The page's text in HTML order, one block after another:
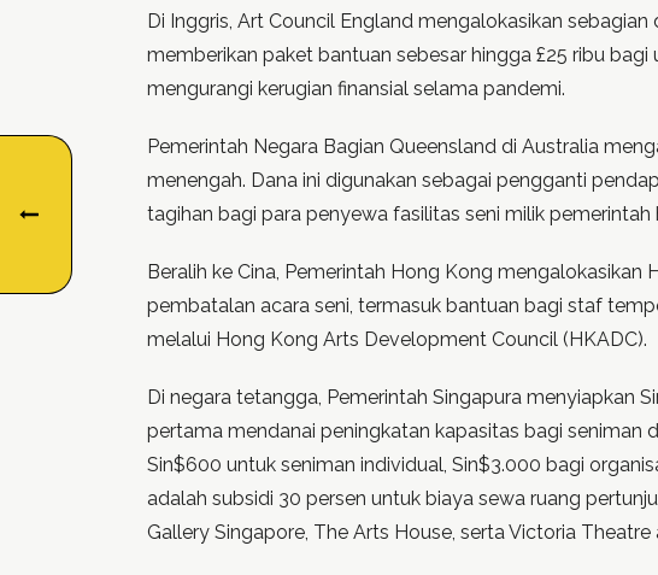
Di Inggris, Art Council England mengalokasikan
memberikan paket bantuan sebesar hingga £25 ribu
mengurangi kerugian finansial selama pandemi.
Pemerintah Negara Bagian Queensland di Australia
menengah. Dana ini digunakan sebagai pengganti
tagihan bagi para penyewa fasilitas seni milik pemerintah
Beralih ke Cina, Pemerintah Hong Kong
pembatalan acara seni, termasuk bantuan bagi staf
melalui Hong Kong Arts Development Council (HKADC).
Di negara tetangga, Pemerintah Singapura menyiapkan
pertama mendanai peningkatan kapasitas bagi seniman
Sin$600 untuk seniman individual, Sin$3.000 bagi
adalah subsidi 30 persen untuk biaya sewa ruang
Gallery Singapore, The Arts House, serta Victoria Theatre